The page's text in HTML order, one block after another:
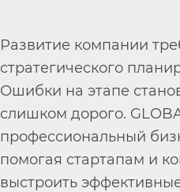
Развитие компании
стратегического
Ошибки на этапе
слишком дорого.
профессиональный
помогая стартапам и
выстроить